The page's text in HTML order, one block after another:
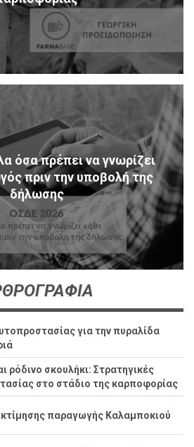
όσα πρέπει να γνωρίζει
πριν την υποβολή της
δήλωσης
για την πυραλίδα
ρόδινο σκουλήκι: Στρατηγικές
στο στάδιο της καρποφορίας
παραγωγής Καλαμποκιού